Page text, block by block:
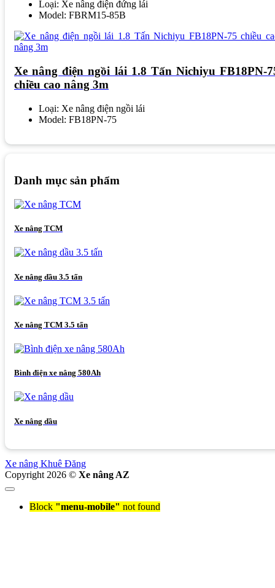
Loại: Xe nâng điện đứng lái
Model: FBRM15-85B
Xe nâng điện ngồi lái 1.8 Tấn Nichiyu FB18PN-
chiều cao nâng 3m
Loại: Xe nâng điện ngồi lái
Model: FB18PN-75
Danh mục sản phẩm
Xe nâng TCM
Xe nâng dầu 3.5 tấn
Xe nâng TCM 3.5 tấn
Bình điện xe nâng 580Ah
Xe nâng dầu
Xe nâng Khuê Đăng
Copyright 2026 © Xe nâng AZ
Block "menu-mobile" not found